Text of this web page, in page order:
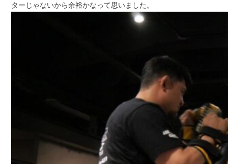
ターじゃないから余裕かなって思いました。